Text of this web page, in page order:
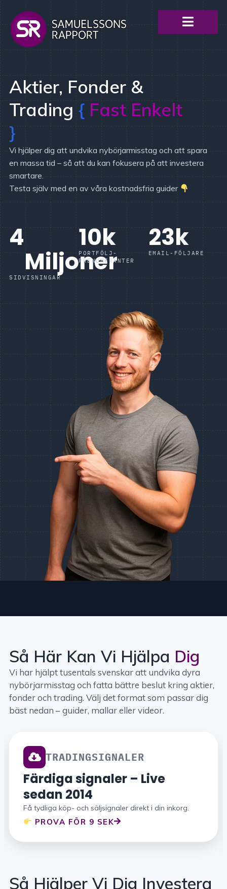
Aktier, Fonder &
Trading { Fast Enkelt
}
Vi hjälper dig att undvika nybörjarmisstag och att spara
en massa tid – så att du kan fokusera på att investera
smartare.
Testa själv med en av våra kostnadsfria guider
SIDVISNINGAR
4
Miljoner
PORTFÖLJ-
PRENUMERANTER
10k
EMAIL-FÖLJARE
23k
Så Här Kan Vi Hjälpa Dig
Vi har hjälpt tusentals svenskar att undvika dyra
nybörjarmisstag och fatta bättre beslut kring aktier,
fonder och trading. Välj det format som passar dig
bäst nedan – guider, mallar eller videor.
TRADINGSIGNALER
Färdiga signaler – Live
sedan 2014
Få tydliga köp- och säljsignaler direkt i din inkorg.
PROVA FÖR 9 SEK
Så Hjälper Vi Dig Investera